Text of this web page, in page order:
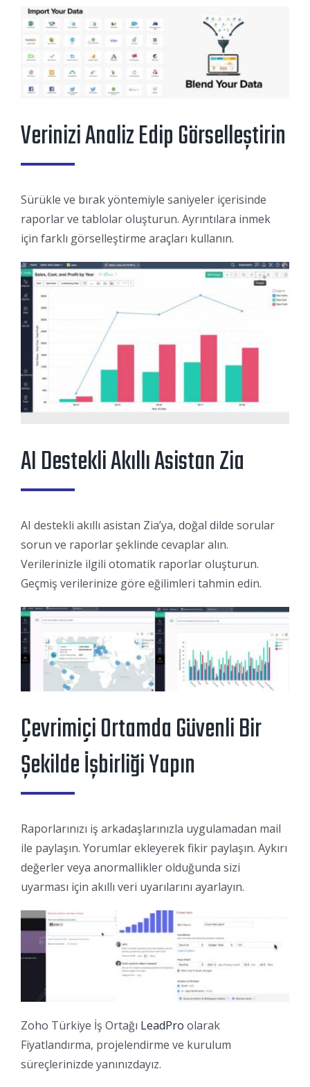
Verinizi Analiz Edip Görselleştirin
Sürükle ve bırak yöntemiyle saniyeler içerisinde
raporlar ve tablolar oluşturun. Ayrıntılara inmek
için farklı görselleştirme araçları kullanın.
AI Destekli Akıllı Asistan Zia
AI destekli akıllı asistan Zia’ya, doğal dilde sorular
sorun ve raporlar şeklinde cevaplar alın.
Verilerinizle ilgili otomatik raporlar oluşturun.
Geçmiş verilerinize göre eğilimleri tahmin edin.
Çevrimiçi Ortamda Güvenli Bir
Şekilde İşbirliği Yapın
Raporlarınızı iş arkadaşlarınızla uygulamadan mail
ile paylaşın. Yorumlar ekleyerek fikir paylaşın. Aykırı
değerler veya anormallikler olduğunda sizi
uyarması için akıllı veri uyarılarını ayarlayın.
Zoho Türkiye İş Ortağı LeadPro olarak
Fiyatlandırma, projelendirme ve kurulum
süreçlerinizde yanınızdayız.